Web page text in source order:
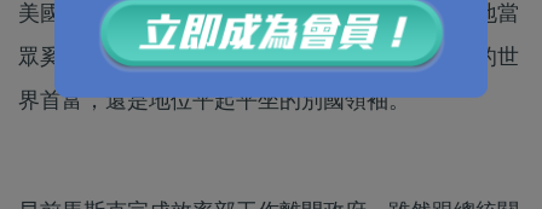
美國總統特朗普「有鋪癮」，就是喜歡不留情面地當
眾奚落、嘲笑甚至謾罵別人，哪管你是叱吒風雲的世
界首富，還是地位平起平坐的別國領袖。